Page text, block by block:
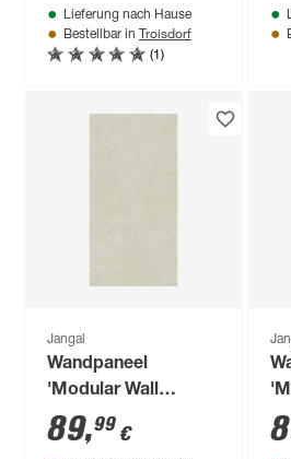
Lieferung nach Hause
Bestellbar in Troisdorf
(1)
Jangal
Wandpaneel
'Modular Wall
11304B Ivory
Sandstone Stone'
89,99 €